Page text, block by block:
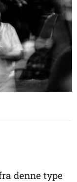
denne type